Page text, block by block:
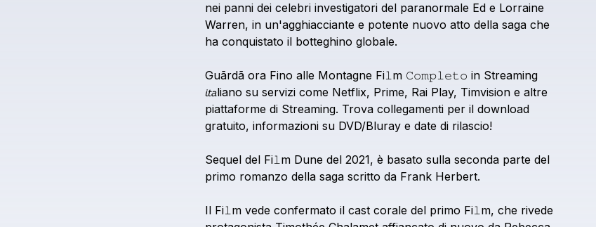
nei panni dei celebri investigatori del paranormale Ed e Lorraine
Warren, in un'agghiacciante e potente nuovo atto della saga che
ha conquistato il botteghino globale.
Guãrdã ora Fino alle Montagne Fi𝚕m 𝙲𝚘𝚖𝚙𝚕𝚎𝚝𝚘 in Streaming
𝘪𝘵𝘢liano su servizi come Netflix, Prime, Rai Play, Timvision e altre
piattaforme di Streaming. Trova collegamenti per il download
gratuito, informazioni su DVD/Bluray e date di rilascio!
Sequel del Fi𝚕m Dune del 2021, è basato sulla seconda parte del
primo romanzo della saga scritto da Frank Herbert.
Il Fi𝚕m vede confermato il cast corale del primo Fi𝚕m, che rivede